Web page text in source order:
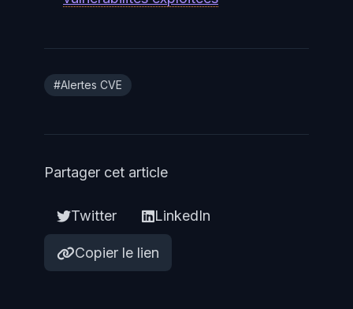
#Alertes CVE
Partager cet article
Twitter LinkedIn
Copier le lien